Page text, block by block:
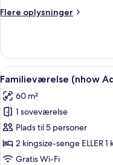
3AD+1CH)
Flere oplysninger
Flere
(nhow
Adjoining
Room,
Indlæs
alle
billeder
af
Familieværelse
(nhow
Adjoining
11
Familieværelse (nhow
60 m²
1 soveværelse
Plads til 5 personer
2 kingsize-senge ELLER
Gratis Wi-Fi